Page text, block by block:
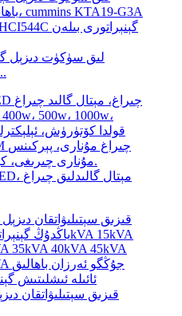
باھاسى
قىزىق سېتىلىۋاتقان